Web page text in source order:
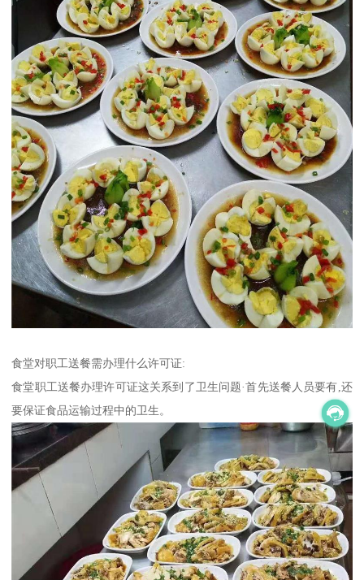
食堂对职工送餐需办理什么许可证:
食堂职工送餐办理许可证这关系到了卫生问题·首先送餐人员要有,还
要保证食品运输过程中的卫生。